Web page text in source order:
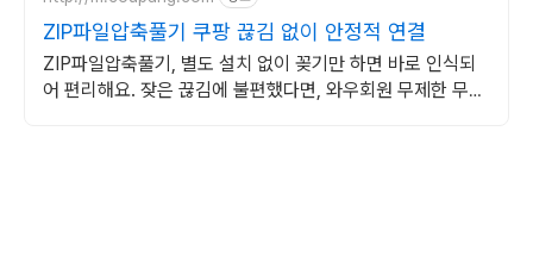
ZIP파일압축풀기 쿠팡 끊김 없이 안정적 연결
ZIP파일압축풀기, 별도 설치 없이 꽂기만 하면 바로 인식되
어 편리해요. 잦은 끊김에 불편했다면, 와우회원 무제한 무료